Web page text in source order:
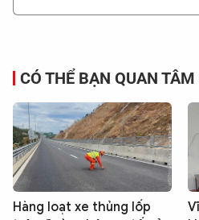
CÓ THỂ BẠN QUAN TÂM
Hàng loạt xe thủng lốp